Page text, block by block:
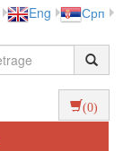
Eng Срп
(0)